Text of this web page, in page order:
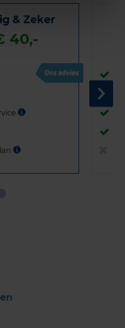
& Zeker
40,-